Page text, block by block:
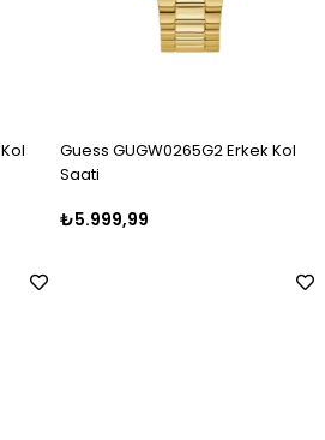
Erkek Kol
Guess GUGW0265G1
₺5.250,00